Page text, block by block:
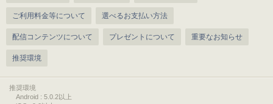
ご利用料金等について 選べるお支払い方法
配信コンテンツについて プレゼントについて 重要なお知らせ
推奨環境
推奨環境
Android : 5.0.2以上